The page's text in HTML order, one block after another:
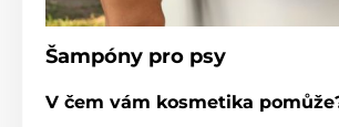
Šampóny pro psy
V čem vám kosmetika